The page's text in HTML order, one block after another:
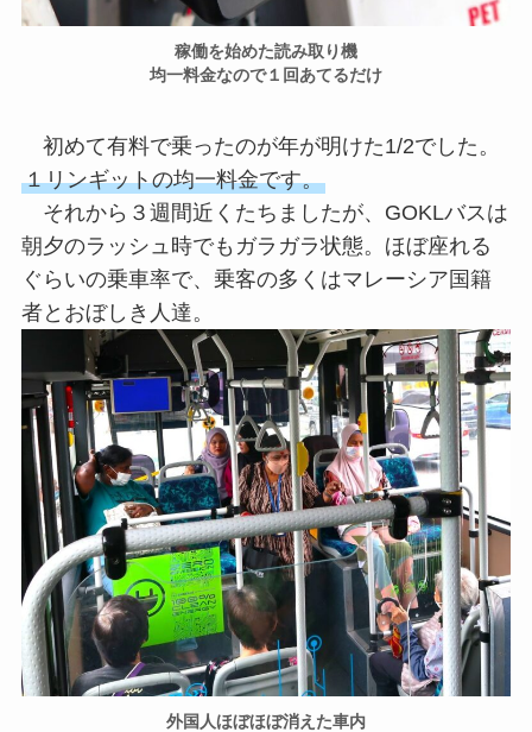
稼働を始めた読み取り機
均一料金なので１回あてるだけ
初めて有料で乗ったのが年が明けた1/2でした。
１リンギットの均一料金です。
それから３週間近くたちましたが、GOKLバスは
朝夕のラッシュ時でもガラガラ状態。ほぼ座れる
ぐらいの乗車率で、乗客の多くはマレーシア国籍
者とおぼしき人達。
外国人ほぼほぼ消えた車内